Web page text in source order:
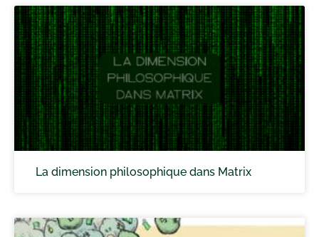
La dimension philosophique dans Matrix